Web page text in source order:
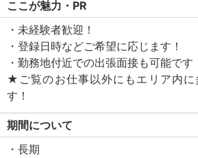
ここが魅力・PR
・未経験者歓迎！
・登録日時などご希望に応じます！
・勤務地付近での出張面接も可能です
★ご覧のお仕事以外にもエリア内に
す！
期間について
・長期